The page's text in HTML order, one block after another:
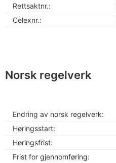
Rettsaktnr.:
Celexnr.:
Norsk regelverk
Endring av norsk regelverk:
Høringsstart:
Høringsfrist:
Frist for gjennomføring: